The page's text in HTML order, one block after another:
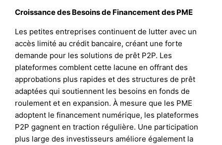
Croissance des Besoins de Financement des PME
Les petites entreprises continuent de lutter avec un
accès limité au crédit bancaire, créant une forte
demande pour les solutions de prêt P2P. Les
plateformes comblent cette lacune en offrant des
approbations plus rapides et des structures de prêt
adaptées qui soutiennent les besoins en fonds de
roulement et en expansion. À mesure que les PME
adoptent le financement numérique, les plateformes
P2P gagnent en traction régulière. Une participation
plus large des investisseurs améliore également la